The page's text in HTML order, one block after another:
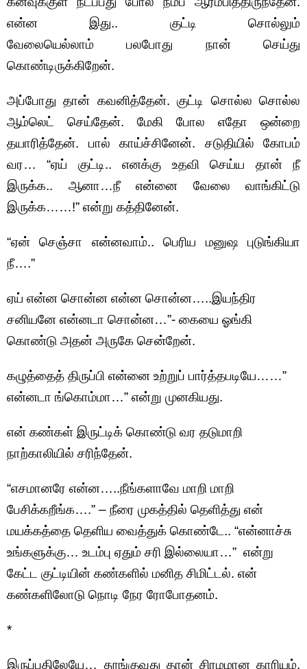
என்ன இது.. குட்டி சொல்லும்
வேலையெல்லாம் பலபோது நான் செய்து
கொண்டிருக்கிறேன்.
அப்போது தான் கவனித்தேன். குட்டி சொல்ல சொல்ல
ஆம்லெட் செய்தேன். மேகி போல எதோ ஒன்றை
தயாரித்தேன். பால் காய்ச்சினேன். சடுதியில் கோபம்
வர… “ஏய் குட்டி.. எனக்கு உதவி செய்ய தான் நீ
இருக்க.. ஆனா…நீ என்னை வேலை வாங்கிட்டு
இருக்க……!” என்று கத்தினேன்.
“ஏன் செஞ்சா என்னவாம்.. பெரிய மனுஷ புடுங்கியா
நீ….”
ஏய் என்ன சொன்ன என்ன சொன்ன…..இயந்திர
சனியனே என்னடா சொன்ன…”- கையை ஓங்கி
கொண்டு அதன் அருகே சென்றேன்.
கழுத்தைத் திருப்பி என்னை உற்றுப் பார்த்தபடியே……”
என்னடா ங்கொம்மா…” என்று முனகியது.
என் கண்கள் இருட்டிக் கொண்டு வர தடுமாறி
நாற்காலியில் சரிந்தேன்.
“எசமானரே என்ன…..நீங்களாவே மாறி மாறி
பேசிக்கறீங்க….” – நீரை முகத்தில் தெளித்து என்
மயக்கத்தை தெளிய வைத்துக் கொண்டே.. “என்னாச்சு
உங்களுக்கு… உடம்பு ஏதும் சரி இல்லையா…” என்று
கேட்ட குட்டியின் கண்களில் மனித சிமிட்டல். என்
கண்களிலோடு நொடி நேர ரோபோதனம்.
*
இருப்பதிலேயே… தூங்குவது தான் சிரமமான காரியம்.